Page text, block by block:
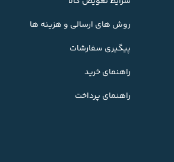
روش های ارسالی و هزینه ها
پیگیری سفارشات
راهنمای خرید
راهنمای پرداخت